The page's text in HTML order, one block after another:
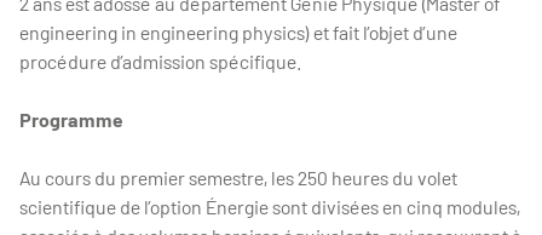
engineering in engineering physics) et fait l’objet d’une
procédure d’admission spécifique.
Programme
Au cours du premier semestre, les 250 heures du volet
scientifique de l’option Énergie sont divisées en cinq modules,